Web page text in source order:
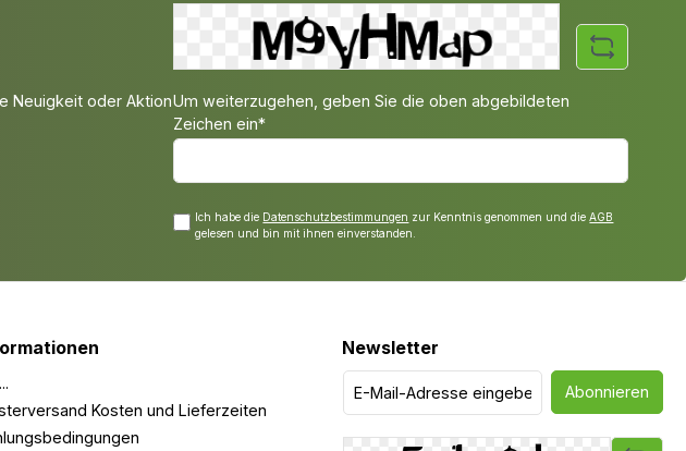
Neuigkeit oder AktionUm weiterzugehen, geben Sie die oben abgebildeten
Zeichen ein*
Ich habe die Datenschutzbestimmungen zur Kenntnis genommen und dieAGB
gelesen und bin mit ihnen einverstanden.
Kosten und Lieferzeiten
Newsletter
Abonnieren